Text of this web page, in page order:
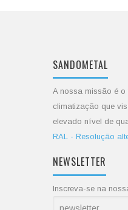
SANDOMETAL
A nossa missão é
climatização que
elevado nível de
RAL - Resolução
NEWSLETTER
Inscreva-se na